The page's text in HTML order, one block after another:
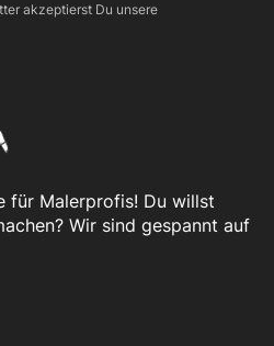
akzeptierst Du unsere
für Malerprofis! Du willst
Wir sind gespannt auf